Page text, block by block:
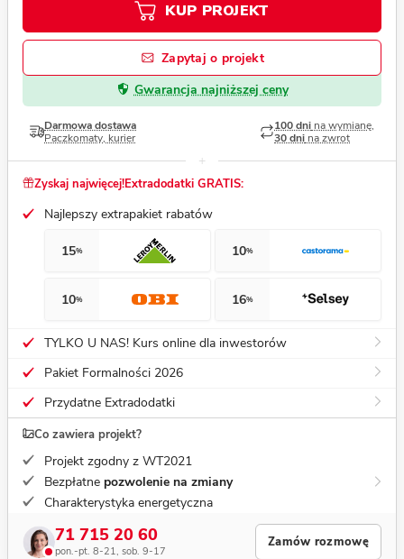
KUP PROJEKT
Zapytaj o projekt
Gwarancja najniższej ceny
Darmowa dostawa
Paczkomaty, kurier
100 dni na wymianę,
30 dni na zwrot
Zyskaj najwięcej!Extradodatki GRATIS:
Najlepszy extrapakiet rabatów
15% 10%
10% 16%
TYLKO U NAS! Kurs online dla inwestorów
Pakiet Formalności 2026
Przydatne Extradodatki
Co zawiera projekt?
Projekt zgodny z WT2021
Bezpłatne pozwolenie na zmiany
Charakterystyka energetyczna
71 715 20 60
pon.-pt. 8-21, sob. 9-17
Zamów rozmowę